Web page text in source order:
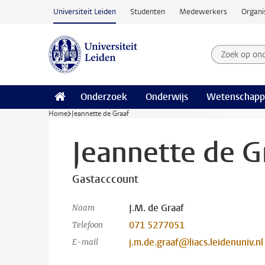
Ga naar hoofdinhoud
Universiteit Leiden Studenten Medewerkers
Zoek op
Zoekterm
Onderzoek Onderwijs
Home Jeannette de Graaf
Jeannette de
Gastacccount
Naam J.M. de Graaf
Telefoon 071 5277051
E-mail j.m.de.graaf@liacs.leidenuniv.nl